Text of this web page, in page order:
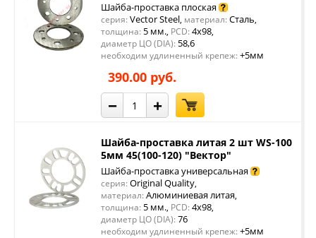
Шайба-проставка плоская
серия: Vector Steel, материал: Сталь,
толщина: 5 мм., PCD: 4x98,
диаметр ЦО (DIA): 58,6
необходим удлиненный крепеж: +5мм
390.00 руб.
− +
Шайба-проставка литая 2 шт WS-100
5мм 45(100-120) "Вектор"
Шайба-проставка универсальная
серия: Original Quality,
материал: Алюминиевая литая,
толщина: 5 мм., PCD: 4x98,
диаметр ЦО (DIA): 76
необходим удлиненный крепеж: +5мм